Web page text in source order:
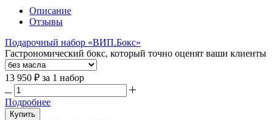
Описание
Отзывы
Подарочный набор «ВИП.Бокс»
Гастрономический бокс, который точно оценят ваши клиенты
13 950 ₽ за 1 набор
Подробнее
Купить